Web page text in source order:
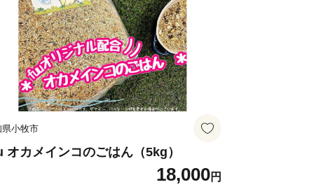
県小牧市
オカメインコのごはん（5kg）
18,000円